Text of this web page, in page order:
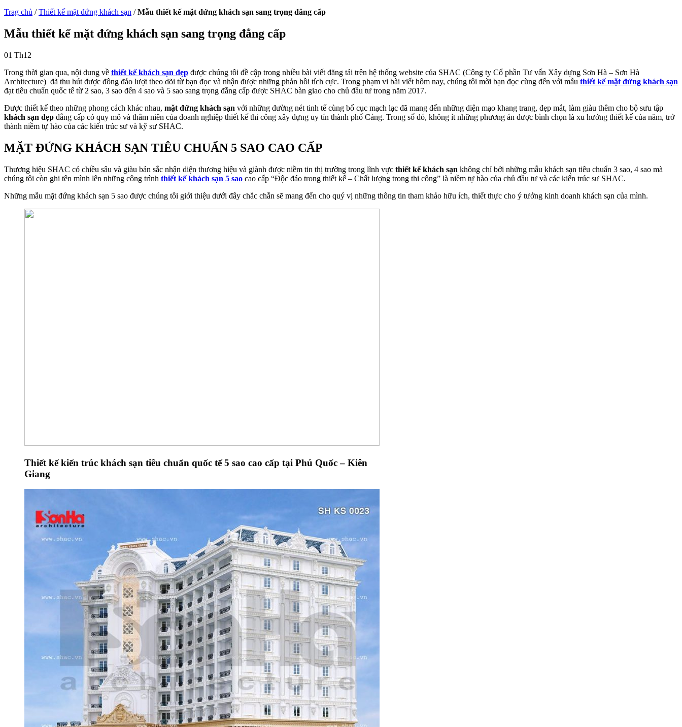
Trag chủ /Thiết kế mặt đứng khách sạn /Mẫu thiết kế mặt đứng khách sạn sang trọng đẳng cấp
Mẫu thiết kế mặt đứng khách sạn sang trọng đẳng cấp
01 Th12
Trong thời gian qua, nội dung về thiết kế khách sạn đẹp được chúng tôi đề cập trong nhiều bài viết đăng tải trên hệ thống website của SHAC (Công ty Cổ phần Tư vấn Xây dựng Sơn Hà – Sơn Hà
Architecture) đã thu hút được đông đảo lượt theo dõi từ bạn đọc và nhận được những phản hồi tích cực. Trong phạm vi bài viết hôm nay, chúng tôi mời bạn đọc cùng đến với mẫu thiết kế mặt đứng khách sạn
đạt tiêu chuẩn quốc tế từ 2 sao, 3 sao đến 4 sao và 5 sao sang trọng đẳng cấp được SHAC bàn giao cho chủ đầu tư trong năm 2017.
Được thiết kế theo những phong cách khác nhau, mặt đứng khách sạn với những đường nét tinh tế cùng bố cục mạch lạc đã mang đến những diện mạo khang trang, đẹp mắt, làm giàu thêm cho bộ sưu tập
khách sạn đẹp đẳng cấp có quy mô và thâm niên của doanh nghiệp thiết kế thi công xây dựng uy tín thành phố Cảng. Trong số đó, không ít những phương án được bình chọn là xu hướng thiết kế của năm, trở
thành niềm tự hào của các kiến trúc sư và kỹ sư SHAC.
MẶT ĐỨNG KHÁCH SẠN TIÊU CHUẨN 5 SAO CAO CẤP
Thương hiệu SHAC có chiều sâu và giàu bản sắc nhận diện thương hiệu và giành được niềm tin thị trường trong lĩnh vực thiết kế khách sạn không chỉ bởi những mẫu khách sạn tiêu chuẩn 3 sao, 4 sao mà
chúng tôi còn ghi tên mình lên những công trình thiết kế khách sạn 5 sao cao cấp “Độc đáo trong thiết kế – Chất lượng trong thi công” là niềm tự hào của chủ đầu tư và các kiến trúc sư SHAC.
Những mẫu mặt đứng khách sạn 5 sao được chúng tôi giới thiệu dưới đây chắc chắn sẽ mang đến cho quý vị những thông tin tham khảo hữu ích, thiết thực cho ý tưởng kinh doanh khách sạn của mình.
Thiết kế kiến trúc khách sạn tiêu chuẩn quốc tế 5 sao cao cấp tại Phú Quốc – Kiên
Giang